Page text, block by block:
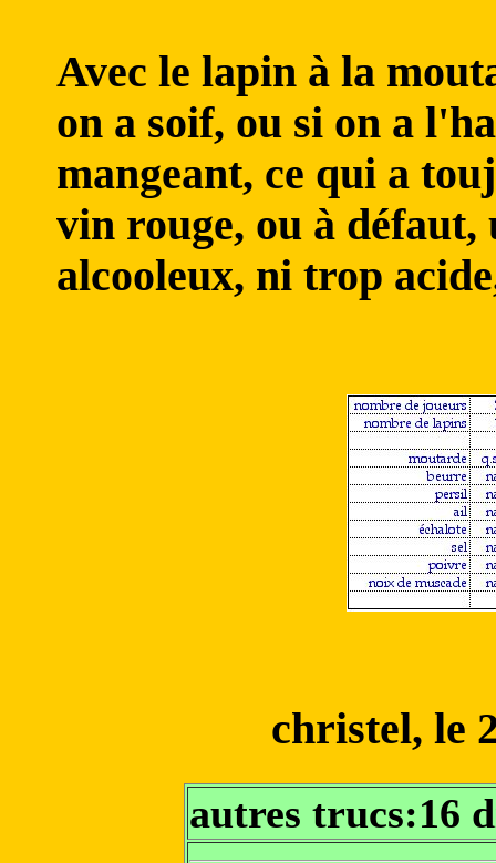
Avec le lapin à la
on a soif, ou si on a
mangeant, ce qui a
vin rouge, ou à
alcooleux, ni trop
christel, le
autres trucs:16